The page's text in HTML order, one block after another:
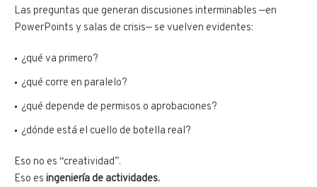
Las preguntas que generan discusiones interminables —en
PowerPoints y salas de crisis— se vuelven evidentes:
¿qué va primero?
¿qué corre en paralelo?
¿qué depende de permisos o aprobaciones?
¿dónde está el cuello de botella real?
Eso no es “creatividad”.
Eso es ingeniería de actividades.